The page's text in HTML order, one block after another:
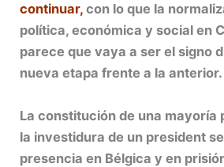
continuar, con lo que la
política, económica y social en
parece que vaya a ser el signo
nueva etapa frente a la
La constitución de una mayoría
la investidura de un president
presencia en Bélgica y en